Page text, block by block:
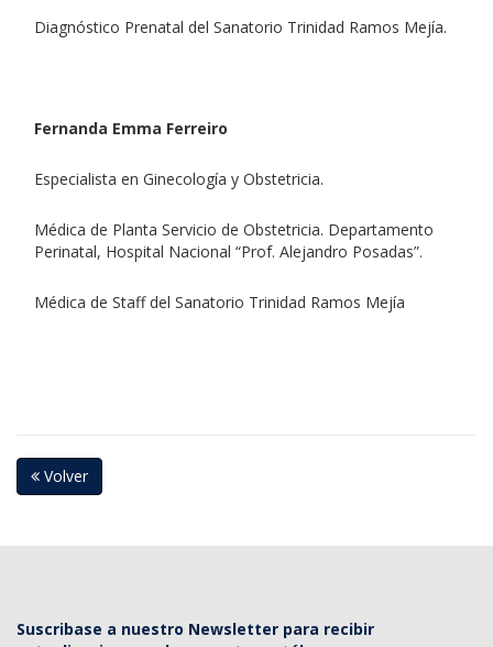
Diagnóstico Prenatal del Sanatorio Trinidad Ramos Mejía.
Fernanda Emma Ferreiro
Especialista en Ginecología y Obstetricia.
Médica de Planta Servicio de Obstetricia. Departamento
Perinatal, Hospital Nacional “Prof. Alejandro Posadas”.
Médica de Staff del Sanatorio Trinidad Ramos Mejía
Volver
Suscribase a nuestro Newsletter para recibir